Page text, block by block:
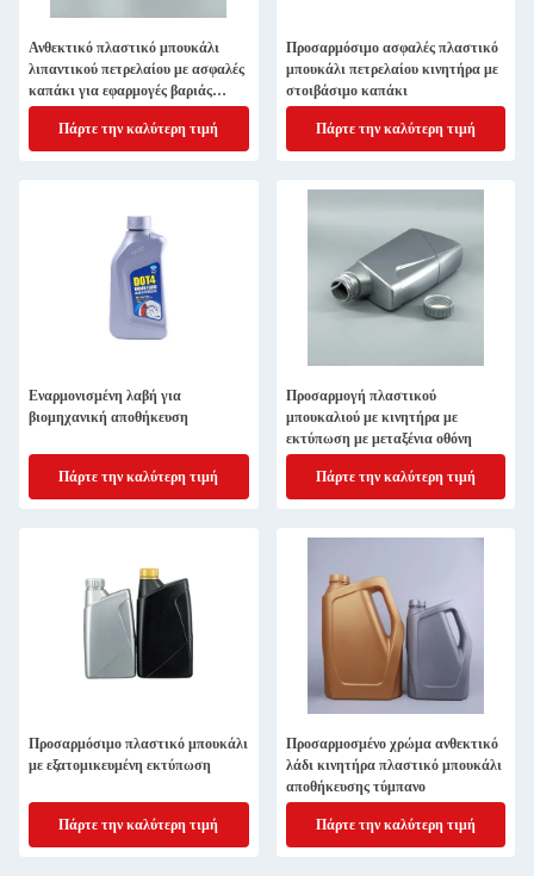
Ανθεκτικό πλαστικό μπουκάλι
λιπαντικού πετρελαίου με ασφαλές
καπάκι για εφαρμογές βαριάς
χρήσης
Πάρτε την καλύτερη τιμή
Προσαρμόσιμο ασφαλές πλαστικό
μπουκάλι πετρελαίου κινητήρα με
στοιβάσιμο καπάκι
Πάρτε την καλύτερη τιμή
Εναρμονισμένη λαβή για
βιομηχανική αποθήκευση
Πάρτε την καλύτερη τιμή
Προσαρμογή πλαστικού
μπουκαλιού με κινητήρα με
εκτύπωση με μεταξένια οθόνη
Πάρτε την καλύτερη τιμή
Προσαρμόσιμο πλαστικό μπουκάλι
με εξατομικευμένη εκτύπωση
Πάρτε την καλύτερη τιμή
Προσαρμοσμένο χρώμα ανθεκτικό
λάδι κινητήρα πλαστικό μπουκάλι
αποθήκευσης τύμπανο
Πάρτε την καλύτερη τιμή